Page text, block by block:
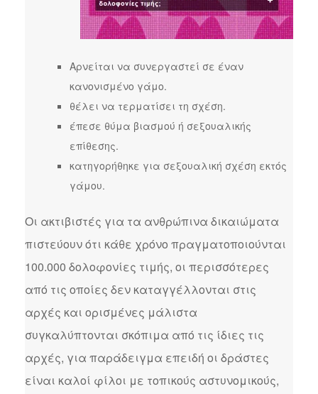
Αρνείται να συνεργαστεί σε έναν
κανονισμένο γάμο.
θέλει να τερματίσει τη σχέση.
έπεσε θύμα βιασμού ή σεξουαλικής
επίθεσης.
κατηγορήθηκε για σεξουαλική σχέση εκτός
γάμου.
Οι ακτιβιστές για τα ανθρώπινα δικαιώματα
πιστεύουν ότι κάθε χρόνο πραγματοποιούνται
100.000 δολοφονίες τιμής, οι περισσότερες
από τις οποίες δεν καταγγέλλονται στις
αρχές και ορισμένες μάλιστα
συγκαλύπτονται σκόπιμα από τις ίδιες τις
αρχές, για παράδειγμα επειδή οι δράστες
είναι καλοί φίλοι με τοπικούς αστυνομικούς,